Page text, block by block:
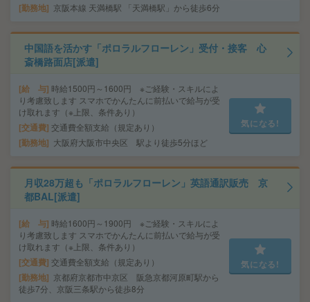
勤務地 京阪本線 天満橋駅 「天満橋駅」から徒歩6分
中国語を活かす「ポロラルフローレン」受付・接客 心
斎橋路面店[派遣]
給 与 時給1500円～1600円 ※ご経験・スキルによ
り考慮致します スマホでかんたんに前払いで給与が受
け取れます（※上限、条件あり）
交通費 交通費全額支給（規定あり）
勤務地 大阪府大阪市中央区 駅より徒歩5分ほど
気になる!
月収28万超も「ポロラルフローレン」英語通訳販売 京
都BAL[派遣]
給 与 時給1600円～1900円 ※ご経験・スキルによ
り考慮致します スマホでかんたんに前払いで給与が受
け取れます（※上限、条件あり）
交通費 交通費全額支給（規定あり）
勤務地
京都府京都市中京区 阪急京都河原町駅から
徒歩7分、京阪三条駅から徒歩8分
気になる!